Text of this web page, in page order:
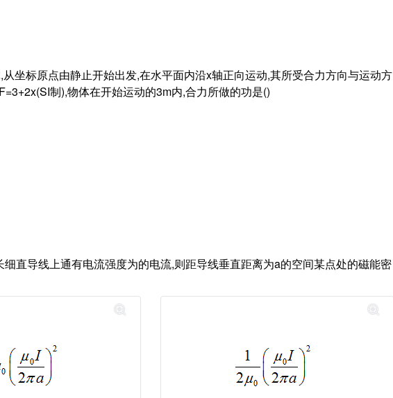
坐标原点由静止开始出发,在水平面内沿x轴正向运动,其所受合力方向与运动方
制),物体在开始运动的3m内,合力所做的功是()
细直导线上通有电流强度为的电流,则距导线垂直距离为a的空间某点处的磁能密